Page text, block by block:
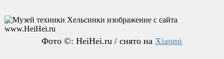
Фото ©: HeiHei.ru / снято наXiaomi